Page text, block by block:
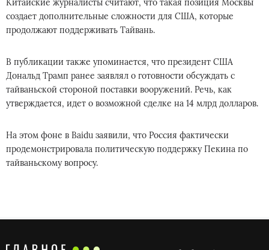
Китайские журналисты считают, что такая позиция Москвы
создает дополнительные сложности для США, которые
продолжают поддерживать Тайвань.
В публикации также упоминается, что президент США
Дональд Трамп ранее заявлял о готовности обсуждать с
тайваньской стороной поставки вооружений. Речь, как
утверждается, идет о возможной сделке на 14 млрд долларов.
На этом фоне в Baidu заявили, что Россия фактически
продемонстрировала политическую поддержку Пекина по
тайваньскому вопросу.